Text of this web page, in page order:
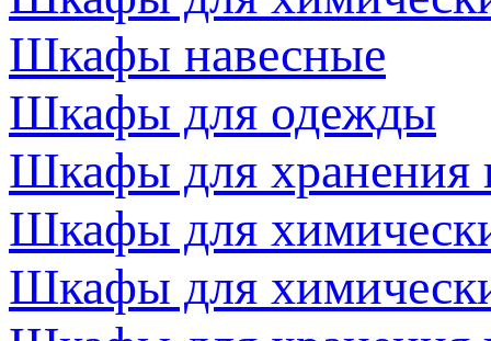
Шкафы навесные
Шкафы для одежды
Шкафы для хранения
Шкафы для
Шкафы для